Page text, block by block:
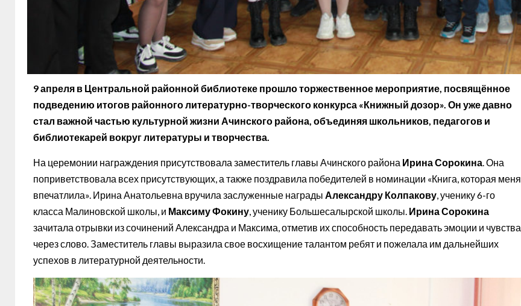
9 апреля в Центральной районной библиотеке прошло торжественное мероприятие, посвящённое
подведению итогов районного литературно-творческого конкурса «Книжный дозор». Он уже давно
стал важной частью культурной жизни Ачинского района, объединяя школьников, педагогов и
библиотекарей вокруг литературы и творчества.
На церемонии награждения присутствовала заместитель главы Ачинского района Ирина Сорокина . Она
поприветствовала всех присутствующих, а также поздравила победителей в номинации «Книга, которая меня
впечатлила». Ирина Анатольевна вручила заслуженные награды Александру Колпакову , ученику 6-го
класса Малиновской школы, и Максиму Фокину , ученику Большесалырской школы. Ирина Сорокина
зачитала отрывки из сочинений Александра и Максима, отметив их способность передавать эмоции и чувства
через слово. Заместитель главы выразила свое восхищение талантом ребят и пожелала им дальнейших
успехов в литературной деятельности.